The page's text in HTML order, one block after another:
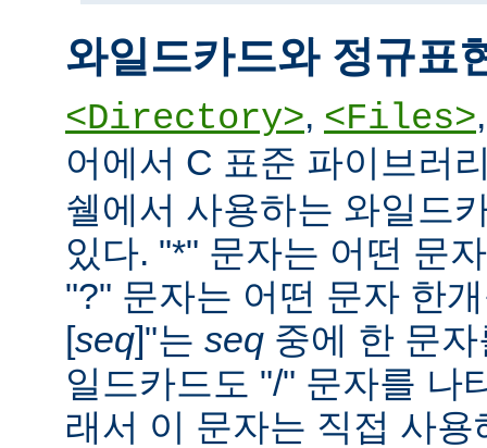
와일드카드와 정규표
<Directory>, <Files>
어에서 C 표준 파이브러
쉘에서 사용하는 와일드
있다. "*" 문자는 어떤 문
"?" 문자는 어떤 문자 한
[seq]"는 seq 중에 한 문
일드카드도 "/" 문자를 나
래서 이 문자는 직접 사용